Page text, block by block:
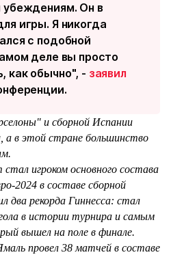
убеждениям. Он в
игры. Я никогда
с подобной
деле вы просто
как обычно", - заявил
и сборной Испании
а в этой стране большинство
игроком основного состава
2024 в составе сборной
два рекорда Гиннесса: стал
в истории турнира и самым
вышел на поле в финале.
провел 38 матчей в составе